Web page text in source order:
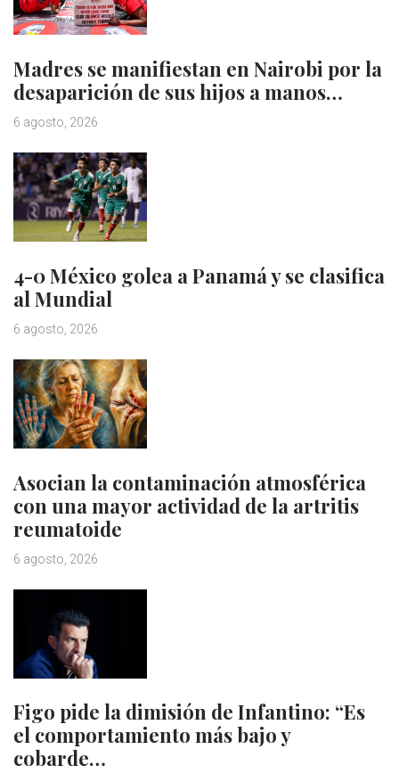
Madres se manifiestan en Nairobi por la
desaparición de sus hijos a manos…
6 agosto, 2026
4-0 México golea a Panamá y se clasifica
al Mundial
6 agosto, 2026
Asocian la contaminación atmosférica
con una mayor actividad de la artritis
reumatoide
6 agosto, 2026
Figo pide la dimisión de Infantino: “Es
el comportamiento más bajo y
cobarde…